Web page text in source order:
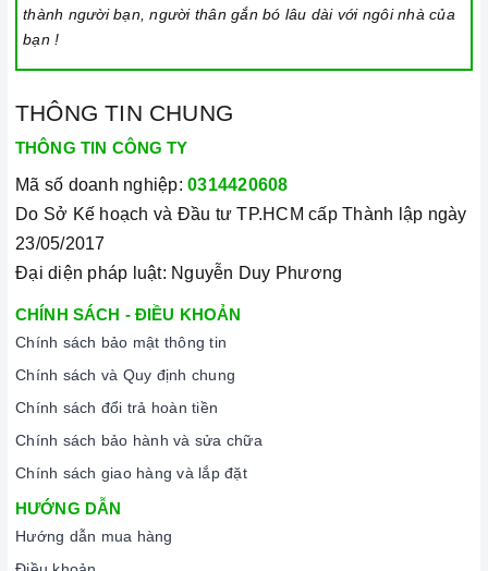
Mã sản phẩm
Xuất xứ
Chất liệu Thép ko gỉ
Bảo hành 3 năm
Công suất hút
Chế độ khử mùi bằng
than hoạt tính
Chế độ hút đẩy ra ngoài
qua ống thoát
thành người bạn, người thân gắn bó lâu dài với ngôi nhà của
bạn !
THÔNG TIN CHUNG
THÔNG TIN CÔNG TY
Mã số doanh nghiệp: 0314420608
Do Sở Kế hoạch và Đầu tư TP.HCM cấp Thành lập ngày
23/05/2017
Đại diện pháp luật: Nguyễn Duy Phương
CHÍNH SÁCH - ĐIỀU KHOẢN
Chính sách bảo mật thông tin
Chính sách và Quy định chung
Chính sách đổi trả hoàn tiền
Chính sách bảo hành và sửa chữa
Chính sách giao hàng và lắp đặt
HƯỚNG DẪN
Hướng dẫn mua hàng